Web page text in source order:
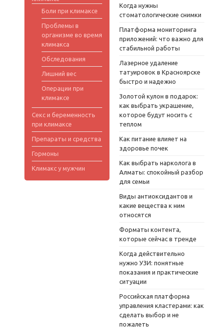
Боли при климаксе
Проблемы в
организме во время
климакса
Обследования
Лишний вес
Операции при
климаксе
Секс и беременность
при климаксе
Препараты и средства
Гормоны
Климакс у мужчин
Когда нужны
стоматологические снимки
Платформа мониторинга
приложений: что важно для
стабильной работы
Лазерное удаление
татуировок в Красноярске
быстро и надежно
Золотой кулон в подарок:
как выбрать украшение,
которое будут носить с
теплом
Как питание влияет на
здоровье почек
Как выбрать нарколога в
Алматы: спокойный разбор
для семьи
Виды антиоксидантов и
какие вещества к ним
относятся
Форматы контента,
которые сейчас в тренде
Когда действительно
нужно УЗИ: понятные
показания и практические
ситуации
Российская платформа
управления кластерами: как
сделать выбор и не
пожалеть